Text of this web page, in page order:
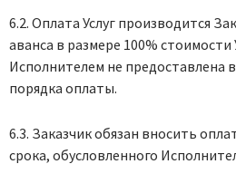
6.2. Оплата Услуг производится
аванса в размере 100% стоимости
Исполнителем не предоставлена
порядка оплаты.
6.3. Заказчик обязан вносить
срока, обусловленного